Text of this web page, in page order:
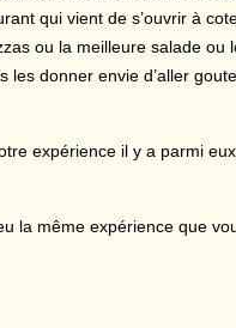
qui vient de s’ouvrir à
ou la meilleure salade ou
donner envie d’aller
expérience il y a parmi
la même expérience que